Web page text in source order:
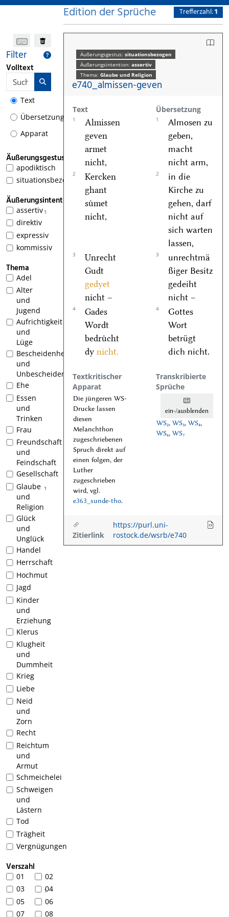
Filter
Volltext
Text
Übersetzung
Apparat
Äußerungsgestus
apodiktisch
1
situationsbezogen
Äußerungsintention
1
assertiv
direktiv
expressiv
kommissiv
Thema
Adel
Alter
und
Jugend
Aufrichtigkeit
und
Lüge
Bescheidenheit
und
Unbescheidenheit
Ehe
Essen
und
Trinken
Frau
Freundschaft
und
Feindschaft
Gesellschaft
1
Glaube
und
Religion
Glück
und
Unglück
Handel
Herrschaft
Hochmut
Jagd
Kinder
und
Erziehung
Klerus
Klugheit
und
Dummheit
Krieg
Liebe
Neid
und
Zorn
Recht
Reichtum
und
Armut
Schmeichelei
Schweigen
und
Lästern
Tod
Trägheit
Vergnügungen
Verszahl
01
02
03
104
05
06
07
08
Edition der Sprüche Trefferzahl:1
Äußerungsgestus: situationsbezogen
Äußerungsintention: assertiv
Thema: Glaube und Religion
e740_almissen-geven
Text Übersetzung
1
Almissen
geven
armet
nicht,
1
Almosen zu
geben,
macht
nicht arm,
2
Kercken
ghant
suͤmet
nicht,
2
in die
Kirche zu
gehen, darf
nicht auf
sich warten
lassen,
3
Unrecht
Gudt
gedyet
nicht –
3
unrechtmä
ßiger Besitz
gedeiht
nicht –
4
Gades
Wordt
bedruͤcht
dy nicht.
4
Gottes
Wort
betrügt
dich nicht.
Textkritischer
Apparat
Transkribierte
Sprüche
Die jüngeren WS-
Drucke lassen
diesen
Melanchthon
zugeschriebenen
Spruch direkt auf
einen folgen, der
Luther
zugeschrieben
wird, vgl.
e363_sunde-tho.
ein-/ausblenden
WS₂, WS₃, WS₄,
WS₆, WS₇
Zitierlink
https://purl.uni-
rostock.de/wsrb/e740